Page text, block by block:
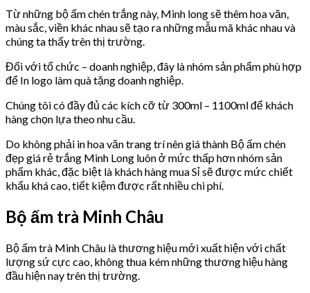
Từ những bộ ấm chén trắng này, Minh long sẽ thêm hoa văn,
màu sắc, viền khác nhau sẽ tạo ra những mẫu mã khác nhau và
chúng ta thấy trên thị trường.
Đối với tổ chức – doanh nghiệp, đây là nhóm sản phẩm phù hợp
để In logo làm quà tặng doanh nghiệp.
Chúng tôi có đầy đủ các kích cỡ từ 300ml – 1100ml để khách
hàng chọn lựa theo nhu cầu.
Do không phải in hoa văn trang trí nên giá thành Bộ ấm chén
đẹp giá rẻ trắng Minh Long luôn ở mức thấp hơn nhóm sản
phẩm khác, đặc biệt là khách hàng mua Sỉ sẽ được mức chiết
khấu khá cao, tiết kiệm được rất nhiều chi phí.
Bộ ấm trà Minh Châu
Bộ ấm trà Minh Châu là thương hiệu mới xuất hiện với chất
lượng sứ cực cao, không thua kém những thương hiệu hàng
đầu hiện nay trên thị trường.